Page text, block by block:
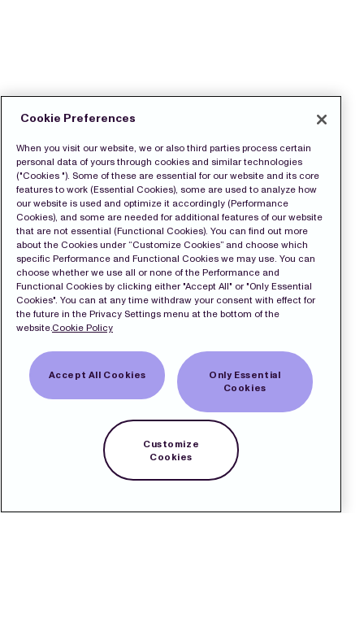
Cookie Preferences
When you visit our website, we or also third parties process certain
personal data of yours through cookies and similar technologies
("Cookies "). Some of these are essential for our website and its core
features to work (Essential Cookies), some are used to analyze how
our website is used and optimize it accordingly (Performance
Cookies), and some are needed for additional features of our website
that are not essential (Functional Cookies). You can find out more
about the Cookies under “Customize Cookies” and choose which
specific Performance and Functional Cookies we may use. You can
choose whether we use all or none of the Performance and
Functional Cookies by clicking either "Accept All" or "Only Essential
Cookies". You can at any time withdraw your consent with effect for
the future in the Privacy Settings menu at the bottom of the
website.Cookie Policy
Accept All Cookies
Only Essential
Cookies
Customize
Cookies